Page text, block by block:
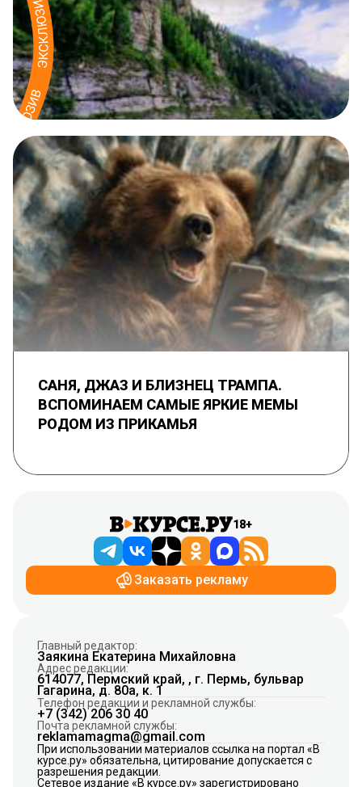
САНЯ, ДЖАЗ И БЛИЗНЕЦ ТРАМПА.
ВСПОМИНАЕМ САМЫЕ ЯРКИЕ МЕМЫ
РОДОМ ИЗ ПРИКАМЬЯ
18+
Заказать рекламу
Главный редактор:
Заякина Екатерина Михайловна
Адрес редакции:
614077, Пермский край, , г. Пермь, бульвар
Гагарина, д. 80а, к. 1
Телефон редакции и рекламной службы:
+7 (342) 206 30 40
Почта рекламной службы:
reklamamagma@gmail.com
При использовании материалов ссылка на портал «В
курсе.ру» обязательна, цитирование допускается с
разрешения редакции.
Сетевое издание «В курсе.ру» зарегистрировано